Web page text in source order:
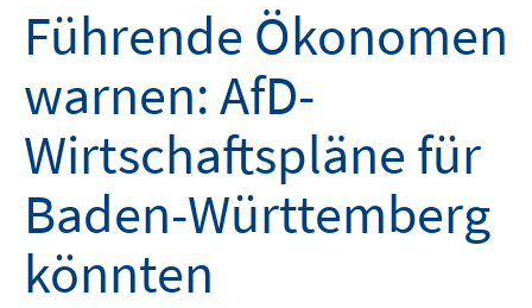
Führende Ökonomen
warnen: AfD-
Wirtschaftspläne für
Baden-Württemberg
könnten